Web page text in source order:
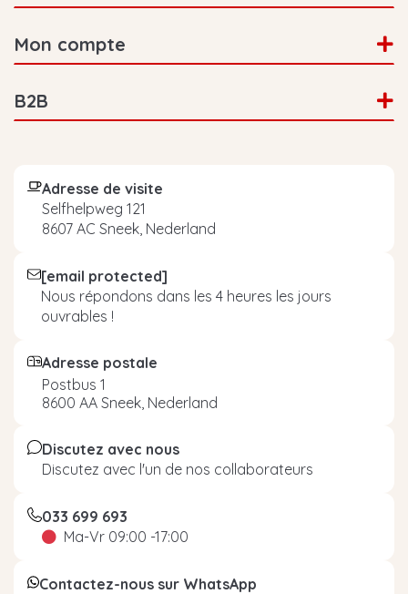
Mon compte
B2B
Adresse de visite
Selfhelpweg 121
8607 AC Sneek, Nederland
[email protected]
Nous répondons dans les 4 heures les jours
ouvrables !
Adresse postale
Postbus 1
8600 AA Sneek, Nederland
Discutez avec nous
Discutez avec l'un de nos collaborateurs
033 699 693
Ma-Vr 09:00 -17:00
Contactez-nous sur WhatsApp